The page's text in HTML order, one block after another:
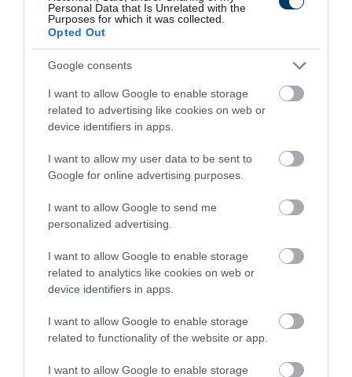
Personal Data that Is Unrelated with the
Purposes for which it was collected.
Opted Out
Google consents
I want to allow Google to enable storage
related to advertising like cookies on web or
device identifiers in apps.
I want to allow my user data to be sent to
Google for online advertising purposes.
I want to allow Google to send me
personalized advertising.
I want to allow Google to enable storage
related to analytics like cookies on web or
device identifiers in apps.
I want to allow Google to enable storage
related to functionality of the website or app.
I want to allow Google to enable storage
Legfrissebb
Stabilcoinos fizetés: így alakítja át a pénz világát a
Visa, a Mastercard és a Western Union
laktató vacsora
HONOR okostelefon-kamera vs mindennapi
fotózási igények
HONOR okostelefon mesterséges intelligencia
Kiszárad Magyarország: a talajban dőlhet el a
Betiltják az air fryert? Kiderült, mi áll a háttérben
sem tűnik lemondásnak